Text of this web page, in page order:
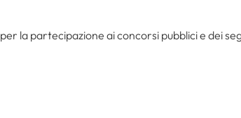
per la partecipazione ai concorsi pubblici e dei